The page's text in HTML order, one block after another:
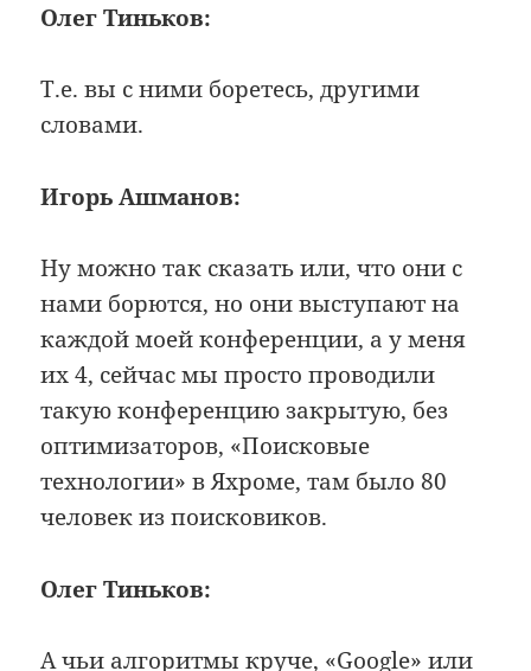
Олег Тиньков:
Т.е. вы с ними боретесь, другими
словами.
Игорь Ашманов:
Ну можно так сказать или, что они с
нами борются, но они выступают на
каждой моей конференции, а у меня
их 4, сейчас мы просто проводили
такую конференцию закрытую, без
оптимизаторов, «Поисковые
технологии» в Яхроме, там было 80
человек из поисковиков.
Олег Тиньков:
А чьи алгоритмы круче, «Google» или